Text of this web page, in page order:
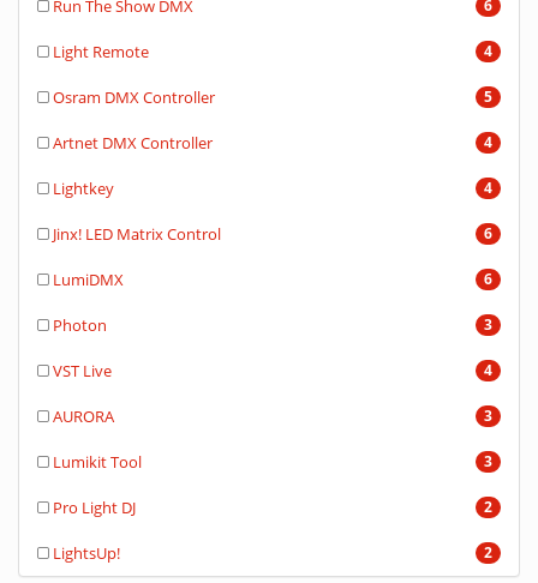
6
Run The Show DMX
4
Light Remote
5
Osram DMX Controller
4
Artnet DMX Controller
4
Lightkey
6
Jinx! LED Matrix Control
6
LumiDMX
3
Photon
4
VST Live
3
AURORA
3
Lumikit Tool
2
Pro Light DJ
2
LightsUp!